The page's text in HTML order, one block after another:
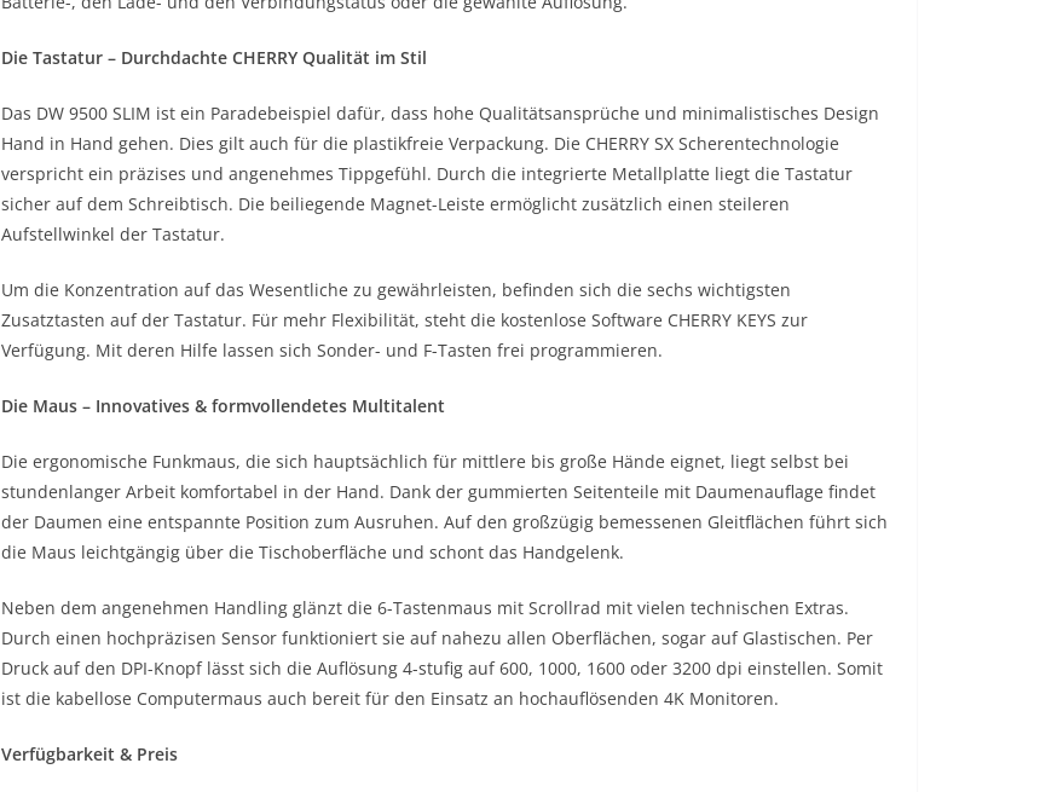
Die Tastatur – Durchdachte CHERRY Qualität im Stil
Das DW 9500 SLIM ist ein Paradebeispiel dafür, dass hohe Qualitätsansprüche und minimalistisches Design
Hand in Hand gehen. Dies gilt auch für die plastikfreie Verpackung. Die CHERRY SX Scherentechnologie
verspricht ein präzises und angenehmes Tippgefühl. Durch die integrierte Metallplatte liegt die Tastatur
sicher auf dem Schreibtisch. Die beiliegende Magnet-Leiste ermöglicht zusätzlich einen steileren
Aufstellwinkel der Tastatur.
Um die Konzentration auf das Wesentliche zu gewährleisten, befinden sich die sechs wichtigsten
Zusatztasten auf der Tastatur. Für mehr Flexibilität, steht die kostenlose Software CHERRY KEYS zur
Verfügung. Mit deren Hilfe lassen sich Sonder- und F-Tasten frei programmieren.
Die Maus – Innovatives & formvollendetes Multitalent
Die ergonomische Funkmaus, die sich hauptsächlich für mittlere bis große Hände eignet, liegt selbst bei
stundenlanger Arbeit komfortabel in der Hand. Dank der gummierten Seitenteile mit Daumenauflage findet
der Daumen eine entspannte Position zum Ausruhen. Auf den großzügig bemessenen Gleitflächen führt sich
die Maus leichtgängig über die Tischoberfläche und schont das Handgelenk.
Neben dem angenehmen Handling glänzt die 6-Tastenmaus mit Scrollrad mit vielen technischen Extras.
Durch einen hochpräzisen Sensor funktioniert sie auf nahezu allen Oberflächen, sogar auf Glastischen. Per
Druck auf den DPI-Knopf lässt sich die Auflösung 4-stufig auf 600, 1000, 1600 oder 3200 dpi einstellen. Somit
ist die kabellose Computermaus auch bereit für den Einsatz an hochauflösenden 4K Monitoren.
Verfügbarkeit & Preis